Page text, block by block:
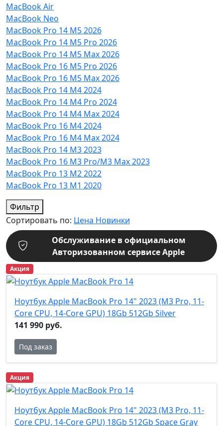
MacBook Air
MacBook Neo
MacBook Pro 14 M5 2026
MacBook Pro 14 M5 Pro 2026
MacBook Pro 14 M5 Max 2026
MacBook Pro 16 M5 Pro 2026
MacBook Pro 16 M5 Max 2026
MacBook Pro 14 M4 2024
MacBook Pro 14 M4 Pro 2024
MacBook Pro 14 M4 Max 2024
MacBook Pro 16 M4 2024
MacBook Pro 16 M4 Max 2024
MacBook Pro 14 M3 2023
MacBook Pro 16 M3 Pro/M3 Max 2023
MacBook Pro 13 M2 2022
MacBook Pro 13 M1 2020
Фильтр
Сортировать по: Цена Новинки
Обслуживание в официальном
Авторизованном сервисе Apple
Акция
Ноутбук Apple MacBook Pro 14" 2023 (M3 Pro, 11-
Core CPU, 14-Core GPU) 18Gb 512Gb Silver
141 990 руб.
Под заказ
Акция
Ноутбук Apple MacBook Pro 14" 2023 (M3 Pro, 11-
Core CPU, 14-Core GPU) 18Gb 512Gb Space Gray